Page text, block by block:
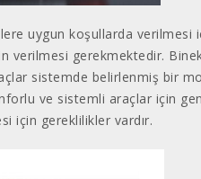
uygun koşullarda verilmesi
verilmesi gerekmektedir.
sistemde belirlenmiş bir
ve sistemli araçlar için
için gereklilikler vardır.